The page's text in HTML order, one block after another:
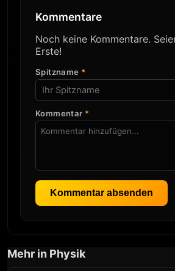
Kommentare
Noch keine Kommentare.
Erste!
Spitzname *
Kommentar *
Kommentar absenden
Mehr in Physik